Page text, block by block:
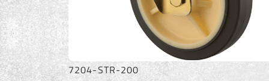
7204-STR-200